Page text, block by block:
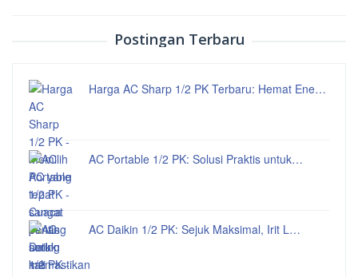
Postingan Terbaru
Harga AC Sharp 1/2 PK Terbaru: Hemat Ene…
AC Portable 1/2 PK: Solusi Praktis untuk…
AC Daikin 1/2 PK: Sejuk Maksimal, Irit L…